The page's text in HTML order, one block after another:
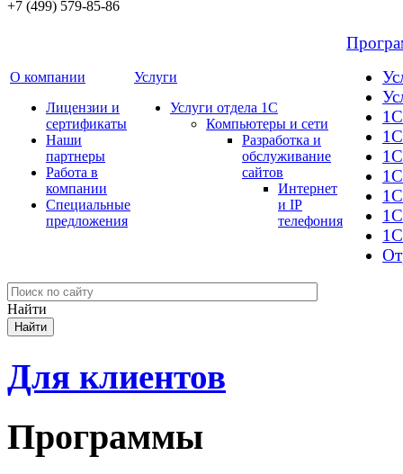
+7 (499) 579-85-86
О компании
Лицензии и
сертификаты
Наши
партнеры
Работа в
компании
Специальные
предложения
Услуги
Услуги отдела 1С
Компьютеры и сети
Разработка и
обслуживание
сайтов
Интернет
и IP
телефония
Найти
Для клиентов
Программы